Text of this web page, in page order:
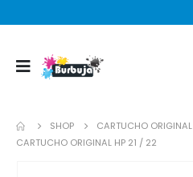
SHOP
CARTUCHO ORIGINAL
CARTUCHO ORIGINAL HP 21 / 22